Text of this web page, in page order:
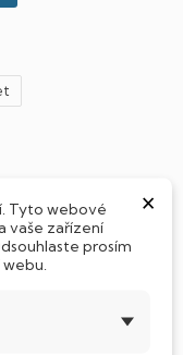
pracujte
×
Tyto webové
vaše zařízení
prosím